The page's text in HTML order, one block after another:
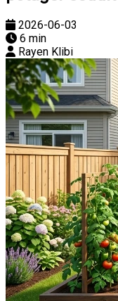
2026-06-03
6 min
Rayen Klibi